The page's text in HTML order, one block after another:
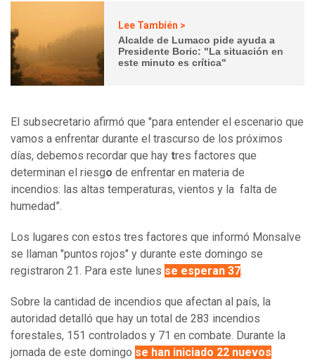
Lee También >
Alcalde de Lumaco pide ayuda a
Presidente Boric: "La situación en
este minuto es crítica"
El subsecretario afirmó que "para entender el escenario que
vamos a enfrentar durante el trascurso de los próximos
días, debemos recordar que hay tres factores que
determinan el riesgo de enfrentar en materia de
incendios: las altas temperaturas, vientos y la falta de
humedad”.
Los lugares con estos tres factores que informó Monsalve
se llaman "puntos rojos" y durante este domingo se
registraron 21. Para este lunes se esperan 37.
Sobre la cantidad de incendios que afectan al país, la
autoridad detalló que hay un total de 283 incendios
forestales, 151 controlados y 71 en combate. Durante la
jornada de este domingo se han iniciado 22 nuevos